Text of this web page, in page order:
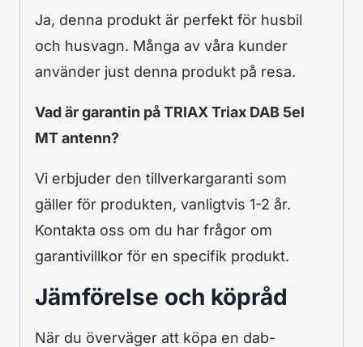
Ja, denna produkt är perfekt för husbil
och husvagn. Många av våra kunder
använder just denna produkt på resa.
Vad är garantin på TRIAX Triax DAB 5el
MT antenn?
Vi erbjuder den tillverkargaranti som
gäller för produkten, vanligtvis 1-2 år.
Kontakta oss om du har frågor om
garantivillkor för en specifik produkt.
Jämförelse och köpråd
När du överväger att köpa en dab-